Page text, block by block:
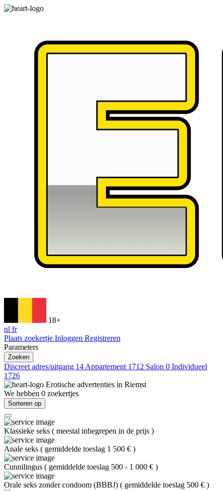
18+
nl fr
Plaats zoekertje Inloggen Registreren
Parameters
Zoeken
Discreet adres/uitgang 14 Appartement 1712 Salon 0 Individueel
1726
Erotische advertenties in Riemst
We hebben 0 zoekertjes
Sorteren op
Klassieke seks ( meestal inbegrepen in de prijs )
Anale seks ( gemiddelde toeslag 1 500 € )
Cunnilingus ( gemiddelde toeslag 500 - 1 000 € )
Orale seks zonder condoom (BBBJ) ( gemiddelde toeslag 500 € )